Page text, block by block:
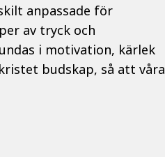
anpassade för
av tryck och
i motivation, kärlek
budskap, så att våra